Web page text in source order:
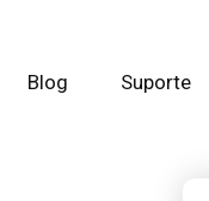
Blog Suporte